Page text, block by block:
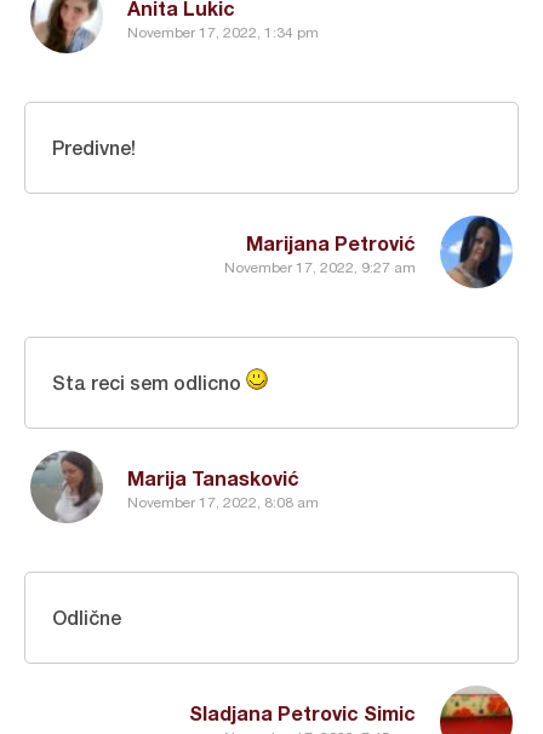
Anita Lukic
November 17, 2022, 1:34 pm
Marijana Petrović
November 17, 2022, 9:27 am
Predivne!
Marija Tanasković
November 17, 2022, 8:08 am
Sta reci sem odlicno
Sladjana Petrovic Simic
Odlične